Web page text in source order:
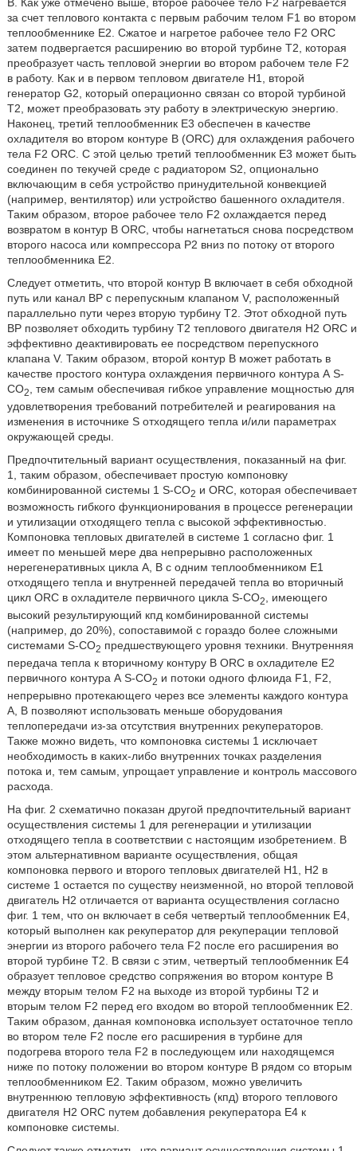
за счет теплового контакта с первым рабочим телом F1 во втором
теплообменнике Е2. Сжатое и нагретое рабочее тело F2 ORC
затем подвергается расширению во второй турбине Т2, которая
преобразует часть тепловой энергии во втором рабочем теле F2
в работу. Как и в первом тепловом двигателе Н1, второй
генератор G2, который операционно связан со второй турбиной
Т2, может преобразовать эту работу в электрическую энергию.
Наконец, третий теплообменник Е3 обеспечен в качестве
охладителя во втором контуре B (ORC) для охлаждения рабочего
тела F2 ORC. С этой целью третий теплообменник Е3 может быть
соединен по текучей среде с радиатором S2, опционально
включающим в себя устройство принудительной конвекцией
(например, вентилятор) или устройство башенного охладителя.
Таким образом, второе рабочее тело F2 охлаждается перед
возвратом в контур B ORC, чтобы нагнетаться снова посредством
второго насоса или компрессора Р2 вниз по потоку от второго
теплообменника Е2.
Следует отметить, что второй контур В включает в себя обходной
путь или канал BP с перепускным клапаном V, расположенный
параллельно пути через вторую турбину Т2. Этот обходной путь
ВР позволяет обходить турбину Т2 теплового двигателя H2 ORC и
эффективно деактивировать ее посредством перепускного
клапана V. Таким образом, второй контур В может работать в
качестве простого контура охлаждения первичного контура А S-
CO2
, тем самым обеспечивая гибкое управление мощностью для
удовлетворения требований потребителей и реагирования на
изменения в источнике S отходящего тепла и/или параметрах
окружающей среды.
Предпочтительный вариант осуществления, показанный на фиг.
1, таким образом, обеспечивает простую компоновку
комбинированной системы 1 S-CO2 и ORC, которая обеспечивает
возможность гибкого функционирования в процессе регенерации
и утилизации отходящего тепла с высокой эффективностью.
Компоновка тепловых двигателей в системе 1 согласно фиг. 1
имеет по меньшей мере два непрерывно расположенных
нерегенеративных цикла A, B с одним теплообменником E1
отходящего тепла и внутренней передачей тепла во вторичный
цикл ORC в охладителе первичного цикла S-CO2, имеющего
высокий результирующий кпд комбинированной системы
(например, до 20%), сопоставимой с гораздо более сложными
системами S-CO2 предшествующего уровня техники. Внутренняя
передача тепла к вторичному контуру В ORC в охладителе E2
первичного контура А S-CO2 и потоки одного флюида F1, F2,
непрерывно протекающего через все элементы каждого контура
А, В позволяют использовать меньше оборудования
теплопередачи из-за отсутствия внутренних рекуператоров.
Также можно видеть, что компоновка системы 1 исключает
необходимость в каких-либо внутренних точках разделения
потока и, тем самым, упрощает управление и контроль массового
расхода.
На фиг. 2 схематично показан другой предпочтительный вариант
осуществления системы 1 для регенерации и утилизации
отходящего тепла в соответствии с настоящим изобретением. В
этом альтернативном варианте осуществления, общая
компоновка первого и второго тепловых двигателей H1, H2 в
системе 1 остается по существу неизменной, но второй тепловой
двигатель Н2 отличается от варианта осуществления согласно
фиг. 1 тем, что он включает в себя четвертый теплообменник E4,
который выполнен как рекуператор для рекуперации тепловой
энергии из второго рабочего тела F2 после его расширения во
второй турбине Т2. В связи с этим, четвертый теплообменник Е4
образует тепловое средство сопряжения во втором контуре B
между вторым телом F2 на выходе из второй турбины Т2 и
вторым телом F2 перед его входом во второй теплообменник Е2.
Таким образом, данная компоновка использует остаточное тепло
во втором теле F2 после его расширения в турбине для
подогрева второго тела F2 в последующем или находящемся
ниже по потоку положении во втором контуре B рядом со вторым
теплообменником Е2. Таким образом, можно увеличить
внутреннюю тепловую эффективность (кпд) второго теплового
двигателя H2 ORC путем добавления рекуператора E4 к
компоновке системы.